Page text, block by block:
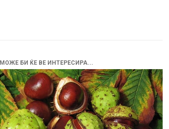
МОЖЕ БИ ЌЕ ВЕ ИНТЕРЕСИРА...